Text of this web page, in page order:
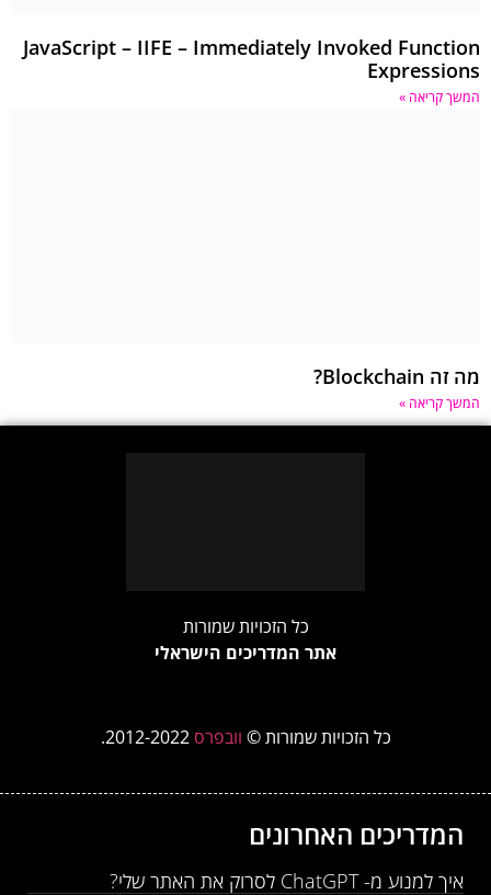
JavaScript – IIFE – Immediately Invoked Function
Expressions
המשך קריאה »
מה זה Blockchain?
המשך קריאה »
כל הזכויות שמורות
אתר המדריכים הישראלי
כל הזכויות שמורות © וובפרס 2012-2022.
המדריכים האחרונים
איך למנוע מ- ChatGPT לסרוק את האתר שלי?